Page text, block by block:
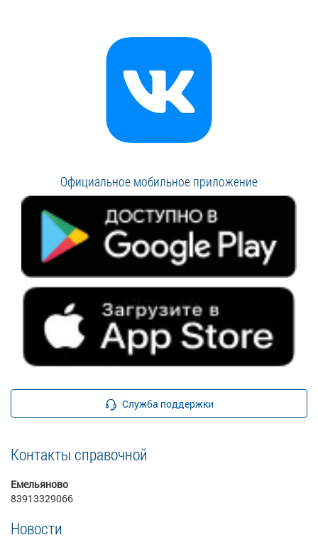
Официальное мобильное приложение
Служба поддержки
Контакты справочной
Емельяново
83913329066
Новости